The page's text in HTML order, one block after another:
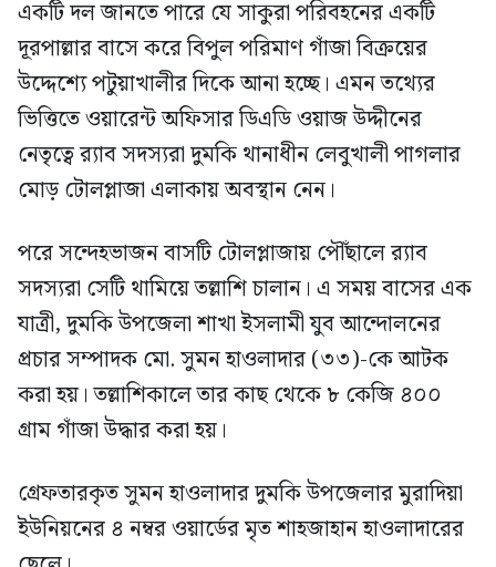
একটি দল জানতে পারে যে সাকুরা পরিবহনের একটি
দূরপাল্লার বাসে করে বিপুল পরিমাণ গাঁজা বিক্রয়ের
উদ্দেশ্যে পটুয়াখালীর দিকে আনা হচ্ছে। এমন তথ্যের
ভিত্তিতে ওয়ারেন্ট অফিসার ডিএডি ওয়াজ উদ্দীনের
নেতৃত্বে র‍্যাব সদস্যরা দুমকি থানাধীন লেবুখালী পাগলার
মোড় টোলপ্লাজা এলাকায় অবস্থান নেন।
পরে সন্দেহভাজন বাসটি টোলপ্লাজায় পৌঁছালে র‍্যাব
সদস্যরা সেটি থামিয়ে তল্লাশি চালান। এ সময় বাসের এক
যাত্রী, দুমকি উপজেলা শাখা ইসলামী যুব আন্দোলনের
প্রচার সম্পাদক মো. সুমন হাওলাদার (৩৩)-কে আটক
করা হয়। তল্লাশিকালে তার কাছ থেকে ৮ কেজি ৪০০
গ্রাম গাঁজা উদ্ধার করা হয়।
গ্রেফতারকৃত সুমন হাওলাদার দুমকি উপজেলার মুরাদিয়া
ইউনিয়নের ৪ নম্বর ওয়ার্ডের মৃত শাহজাহান হাওলাদারের